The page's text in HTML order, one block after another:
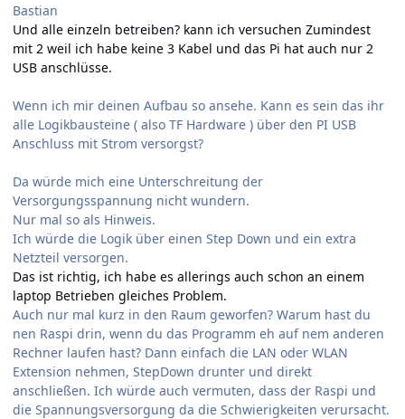
Bastian
Und alle einzeln betreiben? kann ich versuchen Zumindest
mit 2 weil ich habe keine 3 Kabel und das Pi hat auch nur 2
USB anschlüsse.
Wenn ich mir deinen Aufbau so ansehe. Kann es sein das ihr
alle Logikbausteine ( also TF Hardware ) über den PI USB
Anschluss mit Strom versorgst?
Da würde mich eine Unterschreitung der
Versorgungsspannung nicht wundern.
Nur mal so als Hinweis.
Ich würde die Logik über einen Step Down und ein extra
Netzteil versorgen.
Das ist richtig, ich habe es allerings auch schon an einem
laptop Betrieben gleiches Problem.
Auch nur mal kurz in den Raum geworfen? Warum hast du
nen Raspi drin, wenn du das Programm eh auf nem anderen
Rechner laufen hast? Dann einfach die LAN oder WLAN
Extension nehmen, StepDown drunter und direkt
anschließen. Ich würde auch vermuten, dass der Raspi und
die Spannungsversorgung da die Schwierigkeiten verursacht.